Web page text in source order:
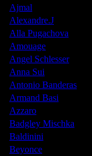
Ajmal
Alexandre.J
Alla Pugachova
Amouage
Angel Schlesser
Anna Sui
Antonio Banderas
Armand Basi
Azzaro
Badgley Mischka
Baldinini
Beyonce